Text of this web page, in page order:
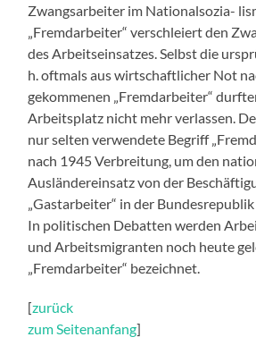
Zwangsarbeiter im Nationalsozia-
„Fremdarbeiter“ verschleiert den
des Arbeitseinsatzes. Selbst die
h. oftmals aus wirtschaftlicher Not
gekommenen „Fremdarbeiter“
Arbeitsplatz nicht mehr verlassen.
nur selten verwendete Begriff
nach 1945 Verbreitung, um den
Ausländereinsatz von der
„Gastarbeiter“ in der
In politischen Debatten werden
und Arbeitsmigranten noch heute
„Fremdarbeiter“ bezeichnet.
[zurück
zum Seitenanfang]